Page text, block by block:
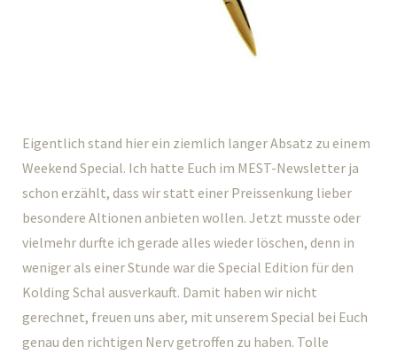
Eigentlich stand hier ein ziemlich langer Absatz zu einem
Weekend Special. Ich hatte Euch im MEST-Newsletter ja
schon erzählt, dass wir statt einer Preissenkung lieber
besondere Altionen anbieten wollen. Jetzt musste oder
vielmehr durfte ich gerade alles wieder löschen, denn in
weniger als einer Stunde war die Special Edition für den
Kolding Schal ausverkauft. Damit haben wir nicht
gerechnet, freuen uns aber, mit unserem Special bei Euch
genau den richtigen Nerv getroffen zu haben. Tolle